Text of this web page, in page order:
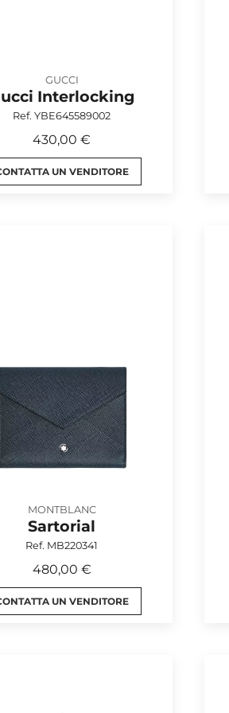
GUCCI
Interlocking
Ref. YBE645589002
430,00 €
UN VENDITORE
MONTBLANC
Sartorial
Ref. MB220341
480,00 €
UN VENDITORE